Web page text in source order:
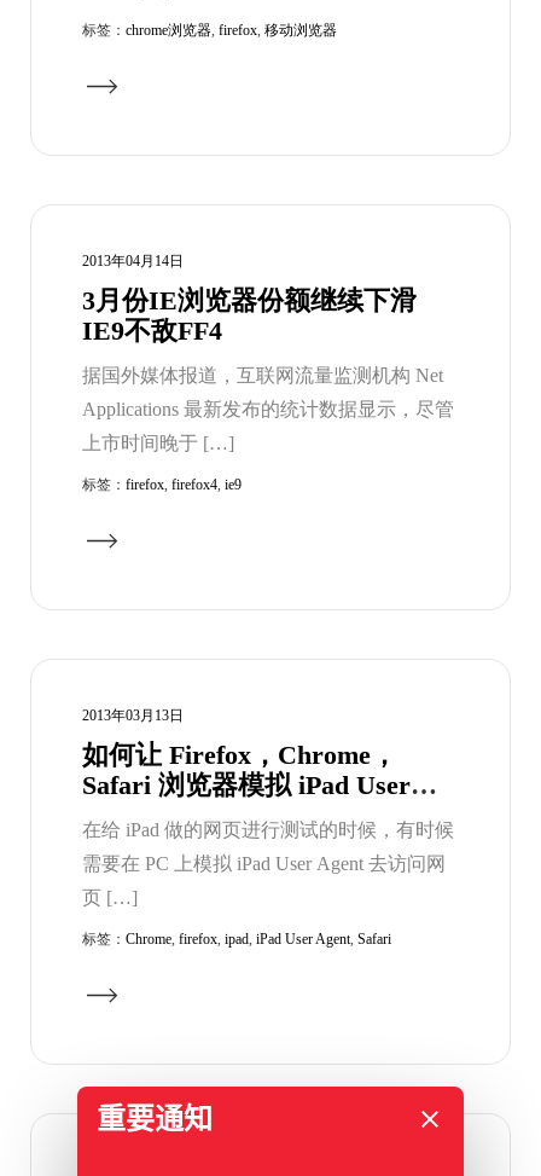
标签： chrome浏览器, firefox, 移动浏览器
2013年04月14日
3月份IE浏览器份额继续下滑
IE9不敌FF4
据国外媒体报道，互联网流量监测机构 Net
Applications 最新发布的统计数据显示，尽管
上市时间晚于 […]
标签： firefox, firefox4, ie9
2013年03月13日
如何让 Firefox，Chrome，
Safari 浏览器模拟 iPad User
Agent
在给 iPad 做的网页进行测试的时候，有时候
需要在 PC 上模拟 iPad User Agent 去访问网
页 […]
标签： Chrome, firefox, ipad, iPad User Agent, Safari
重要通知